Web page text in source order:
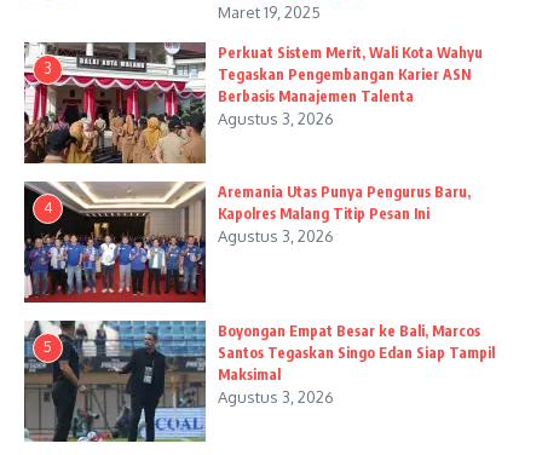
Maret 19, 2025
3
Perkuat Sistem Merit, Wali Kota Wahyu
Tegaskan Pengembangan Karier ASN
Berbasis Manajemen Talenta
Agustus 3, 2026
4
Aremania Utas Punya Pengurus Baru,
Kapolres Malang Titip Pesan Ini
Agustus 3, 2026
5
Boyongan Empat Besar ke Bali, Marcos
Santos Tegaskan Singo Edan Siap Tampil
Maksimal
Agustus 3, 2026